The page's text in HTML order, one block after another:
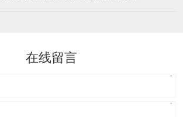
在线留言